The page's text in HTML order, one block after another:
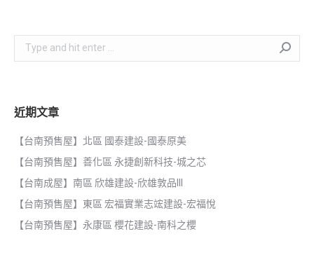
Search:
近期文章
【台南預售屋】北區 國泰建設-國泰原美
【台南預售屋】善化區 永捷創新科技-城之芯
【台南成屋】南區 欣雄建設-欣雄敦品III
【台南預售屋】東區 宏福實業志竤建設-宏福悅
【台南預售屋】永康區 櫻花建設-南科之櫻